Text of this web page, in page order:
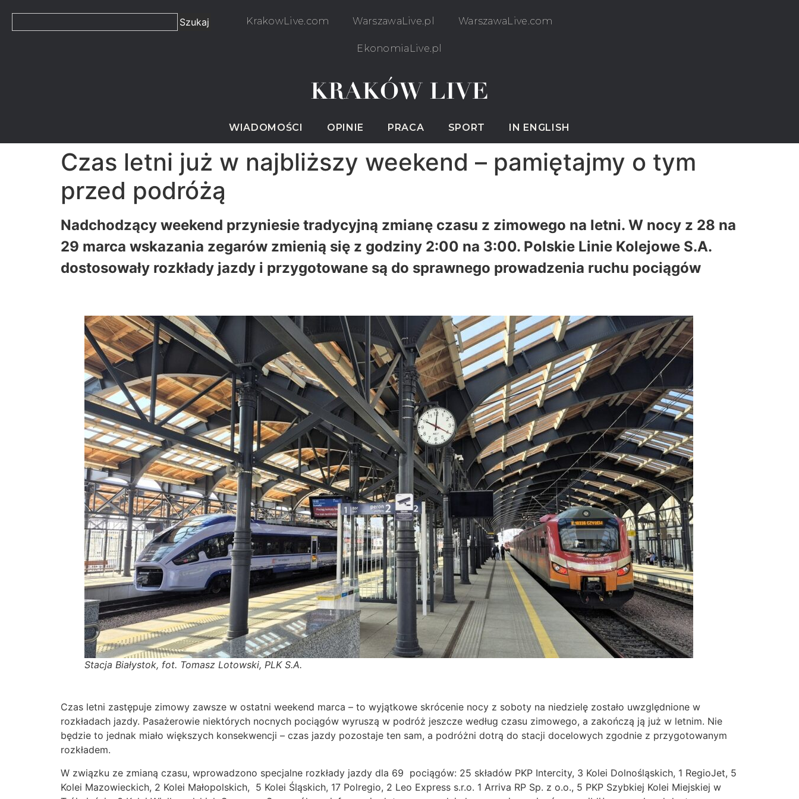
Szukaj KrakowLive.com WarszawaLive.pl WarszawaLive.com
EkonomiaLive.pl
WIADOMOŚCI OPINIE PRACA SPORT IN ENGLISH
Czas letni już w najbliższy weekend – pamiętajmy o tym
przed podróżą
Nadchodzący weekend przyniesie tradycyjną zmianę czasu z zimowego na letni. W nocy z 28 na
29 marca wskazania zegarów zmienią się z godziny 2:00 na 3:00. Polskie Linie Kolejowe S.A.
dostosowały rozkłady jazdy i przygotowane są do sprawnego prowadzenia ruchu pociągów
Stacja Białystok, fot. Tomasz Lotowski, PLK S.A.
Czas letni zastępuje zimowy zawsze w ostatni weekend marca – to wyjątkowe skrócenie nocy z soboty na niedzielę zostało uwzględnione w
rozkładach jazdy. Pasażerowie niektórych nocnych pociągów wyruszą w podróż jeszcze według czasu zimowego, a zakończą ją już w letnim. Nie
będzie to jednak miało większych konsekwencji – czas jazdy pozostaje ten sam, a podróżni dotrą do stacji docelowych zgodnie z przygotowanym
rozkładem.
W związku ze zmianą czasu, wprowadzono specjalne rozkłady jazdy dla 69 pociągów: 25 składów PKP Intercity, 3 Kolei Dolnośląskich, 1 RegioJet, 5
Kolei Mazowieckich, 2 Kolei Małopolskich, 5 Kolei Śląskich, 17 Polregio, 2 Leo Express s.r.o. 1 Arriva RP Sp. z o.o., 5 PKP Szybkiej Kolei Miejskiej w